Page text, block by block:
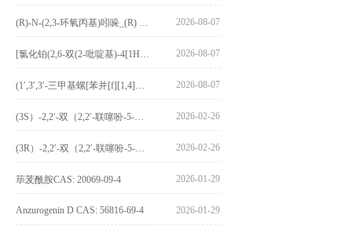
2026-08-07
2026-08-07
2026-08-07
2026-02-26
2026-02-26
荜茇酰胺CAS: 20069-09-4 2026-01-29
Anzurogenin D CAS: 56816-69-4 2026-01-29